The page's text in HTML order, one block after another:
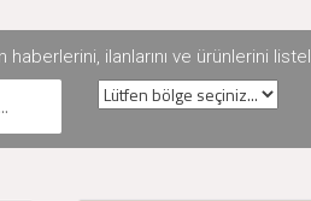
ilanlarını ve ürünlerini